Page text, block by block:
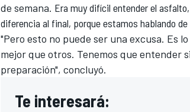
de semana. Era muy difícil entender el
diferencia al final, porque estamos hablando
"Pero esto no puede ser una excusa. Es
mejor que otros. Tenemos que entender
preparación", concluyó.
Te interesará: